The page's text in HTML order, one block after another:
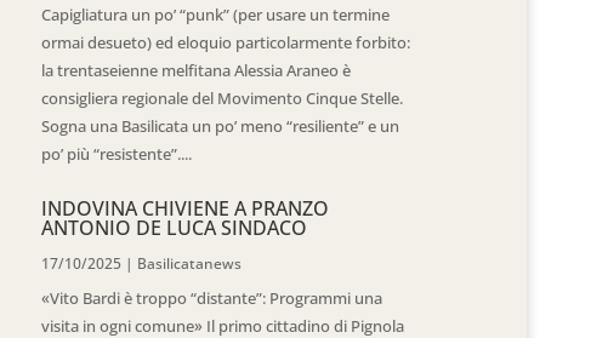
Capigliatura un po’ “punk” (per usare un termine
ormai desueto) ed eloquio particolarmente forbito:
la trentaseienne melfitana Alessia Araneo è
consigliera regionale del Movimento Cinque Stelle.
Sogna una Basilicata un po’ meno “resiliente” e un
po’ più “resistente”....
INDOVINA CHIVIENE A PRANZO
ANTONIO DE LUCA SINDACO
17/10/2025 | Basilicatanews
«Vito Bardi è troppo “distante”: Programmi una
visita in ogni comune» Il primo cittadino di Pignola